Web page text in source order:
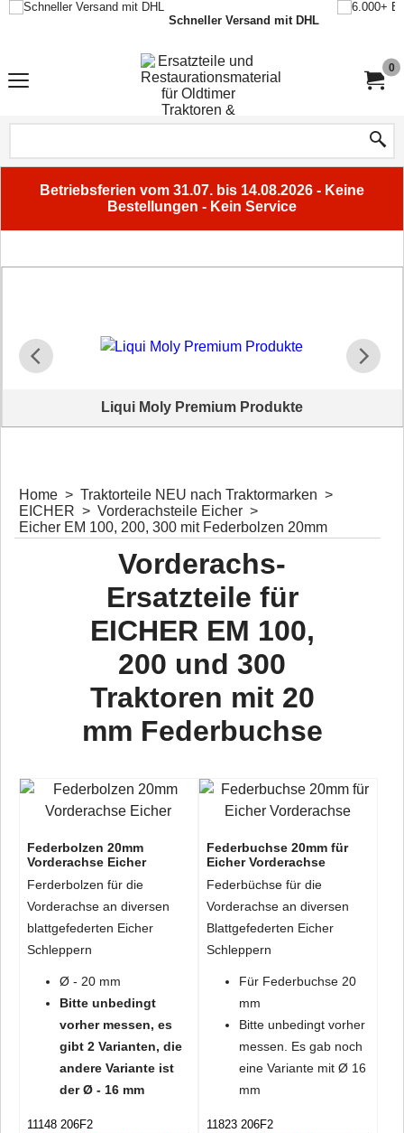
Schneller Versand mit DHL
0
Betriebsferien vom 31.07. bis 14.08.2026 - Keine
Bestellungen - Kein Service
Liqui Moly Premium Produkte
Home > Traktorteile NEU nach Traktormarken >
EICHER > Vorderachsteile Eicher >
Eicher EM 100, 200, 300 mit Federbolzen 20mm
Vorderachs-
Ersatzteile für
EICHER EM 100,
200 und 300
Traktoren mit 20
mm Federbuchse
Federbolzen 20mm
Vorderachse Eicher
Ferderbolzen für die
Vorderachse an diversen
blattgefederten Eicher
Schleppern
Ø - 20 mm
Bitte unbedingt
vorher messen, es
gibt 2 Varianten, die
andere Variante ist
derØ - 16 mm
11148 206F2
Federbuchse 20mm für
Eicher Vorderachse
Federbüchse für die
Vorderachse an diversen
Blattgefederten Eicher
Schleppern
Für Federbuchse 20
mm
Bitte unbedingt vorher
messen. Es gab noch
eine Variante mit Ø 16
mm
11823 206F2